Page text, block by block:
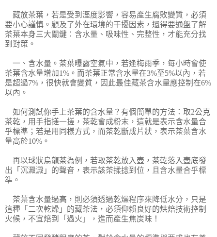
藏放茶葉，若是受到溼度影響，容易產生腐敗變質，必須
要小心謹慎。顧及了外在環境的干擾因素，還得要通盤了解
茶葉本身三大關鍵：含水量、吸味性、完整性，才能充分找
到對策。
一、含水量。茶葉曝露空氣中，若逢梅雨季，每小時會使
茶葉含水量增加1%。而茶葉正常含水量在3%至5%以內，若
是超過7%，很快就會變質，因此最佳藏茶含水量應控制在6%
以內。
如何測試你手上茶葉的含水量？有個簡單的方法：取2公克
茶乾，用手指搓一搓，茶乾會成粉末，這就是表示含水量合
乎標準；若是用同樣方式，而茶乾斷成片狀，表示茶葉含水
量高於10%。
再以球狀烏龍茶為例，若取茶乾放入壺，茶乾落入壺底發
出「沉澱澱」的聲音，表示該茶揉捻到位，且含水量合乎標
準。
茶葉含水量過高，則必須透過乾燥程序來降低水分，只是
這種「二次乾燥」的藏茶法，必須仰賴良好的烘焙技術控制
火候，不宜焙到「過火」，進而產生焦炭味！